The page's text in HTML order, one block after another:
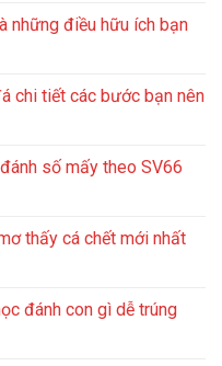
những điều hữu ích bạn
chi tiết các bước bạn nên
số mấy theo SV66
thấy cá chết mới nhất
đánh con gì dễ trúng